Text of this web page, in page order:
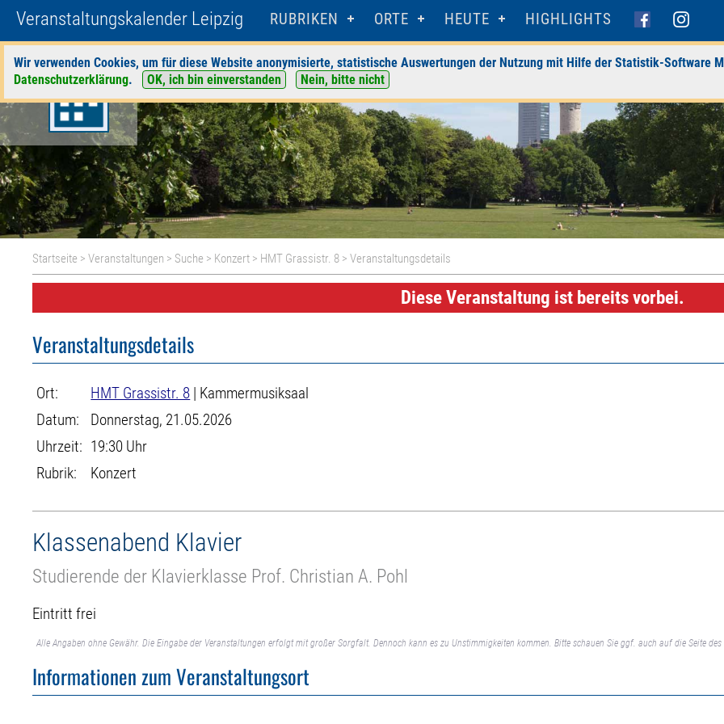
Veranstaltungskalender Leipzig RUBRIKEN ORTE HEUTE HIGHLIGHTS
Wir verwenden Cookies, um für diese Website anonymisierte, statistische Auswertungen der Nutzung mit Hilfe der Statistik-Software
Datenschutzerklärung. OK, ich bin einverstanden Nein, bitte nicht
Startseite >Veranstaltungen > Suche > Konzert > HMT Grassistr. 8 > Veranstaltungsdetails
Diese Veranstaltung ist bereits vorbei.
Veranstaltungsdetails
Ort: HMT Grassistr. 8 | Kammermusiksaal
Datum:
Donnerstag, 21.05.2026
Uhrzeit: 19:30 Uhr
Rubrik:
Konzert
Klassenabend Klavier
Studierende der Klavierklasse Prof. Christian A. Pohl
Eintritt frei
Alle Angaben ohne Gewähr. Die Eingabe der Veranstaltungen erfolgt mit großer Sorgfalt. Dennoch kann es zu Unstimmigkeiten kommen. Bitte schauen Sie ggf. auch auf die Seite
Informationen zum Veranstaltungsort